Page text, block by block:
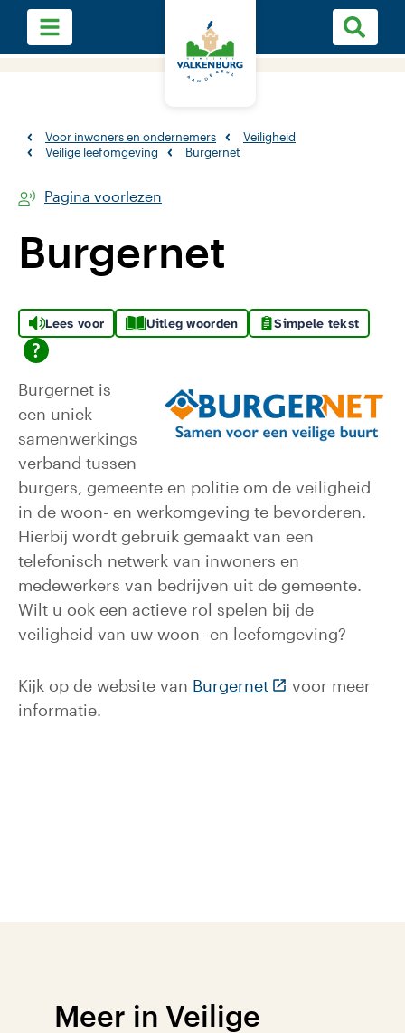
Voor inwoners en ondernemers
Veiligheid
Veilige leefomgeving
Burgernet
Pagina voorlezen
Burgernet
Lees voor Uitleg woorden Simpele tekst
Burgernet is
een uniek
samenwerkings
verband tussen
burgers, gemeente en politie om de veiligheid
in de woon- en werkomgeving te bevorderen.
Hierbij wordt gebruik gemaakt van een
telefonisch netwerk van inwoners en
medewerkers van bedrijven uit de gemeente.
Wilt u ook een actieve rol spelen bij de
veiligheid van uw woon- en leefomgeving?
Kijk op de website van Burgernet(Deze link gaat
voor meer
informatie.
Meer in Veilige